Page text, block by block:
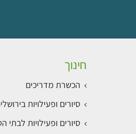
חינוך
הכשרת מדריכים
סיורים ופעילויות
סיורים ופעילויות לבתי